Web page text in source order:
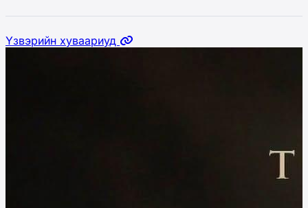
Үзвэрийн хуваариуд